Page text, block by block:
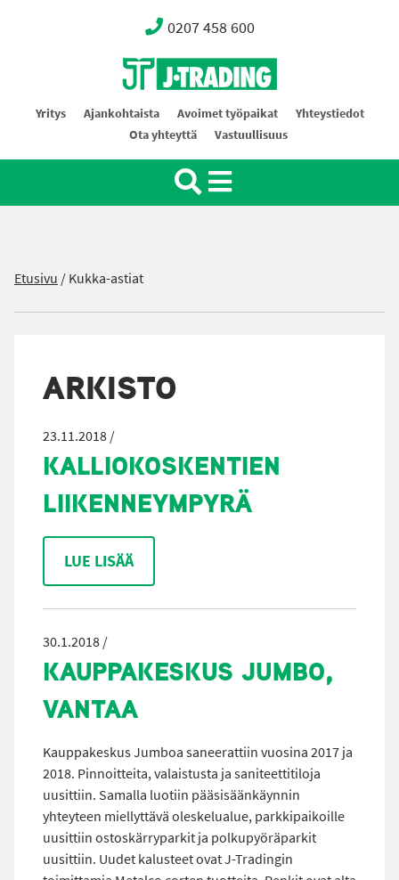
0207 458 600
Oy J-Trading Ab
Yritys Ajankohtaista Avoimet työpaikat
Yhteystiedot
Ota yhteyttä
Vastuullisuus
Etusivu /Kukka-astiat
ARKISTO
23.11.2018 /
KALLIOKOSKENTIEN
LIIKENNEYMPYRÄ
LUE LISÄÄ
30.1.2018 /
KAUPPAKESKUS JUMBO,
VANTAA
Kauppakeskus Jumboa saneerattiin vuosina 2017 ja
2018. Pinnoitteita, valaistusta ja saniteettitiloja
uusittiin. Samalla luotiin pääsisäänkäynnin
yhteyteen miellyttävä oleskelualue, parkkipaikoille
uusittiin ostoskärryparkit ja polkupyöräparkit
uusittiin. Uudet kalusteet ovat J-Tradingin